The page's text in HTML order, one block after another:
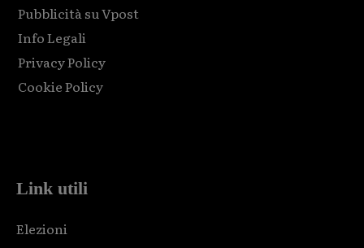
Pubblicità su Vpost
Info Legali
Privacy Policy
Cookie Policy
Link utili
Elezioni